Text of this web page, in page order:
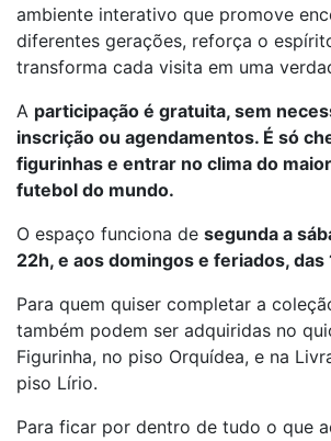
ambiente interativo que promove
diferentes gerações, reforça o
transforma cada visita em uma
A participação é gratuita, sem
inscrição ou agendamentos. É só
figurinhas e entrar no clima do
futebol do mundo.
O espaço funciona de segunda a
22h, e aos domingos e feriados, das
Para quem quiser completar a
também podem ser adquiridas no
Figurinha, no piso Orquídea, e na
piso Lírio.
Para ficar por dentro de tudo o que